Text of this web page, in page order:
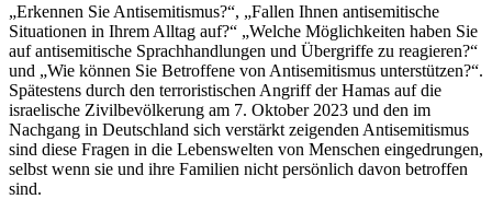
„Erkennen Sie Antisemitismus?“, „Fallen Ihnen antisemitische
Situationen in Ihrem Alltag auf?“ „Welche Möglichkeiten haben Sie
auf antisemitische Sprachhandlungen und Übergriffe zu reagieren?“
und „Wie können Sie Betroffene von Antisemitismus unterstützen?“.
Spätestens durch den terroristischen Angriff der Hamas auf die
israelische Zivilbevölkerung am 7. Oktober 2023 und den im
Nachgang in Deutschland sich verstärkt zeigenden Antisemitismus
sind diese Fragen in die Lebenswelten von Menschen eingedrungen,
selbst wenn sie und ihre Familien nicht persönlich davon betroffen
sind.